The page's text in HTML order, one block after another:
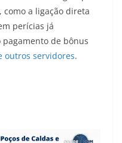
a ligação direta
perícias já
de bônus
outros servidores.